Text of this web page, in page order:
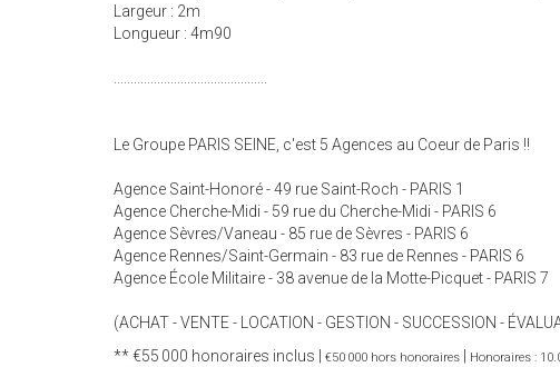
Largeur : 2m
Longueur : 4m90
..............................................
Le Groupe PARIS SEINE, c'est 5 Agences au Coeur de Paris !!
Agence Saint-Honoré - 49 rue Saint-Roch - PARIS 1
Agence Cherche-Midi - 59 rue du Cherche-Midi - PARIS 6
Agence Sèvres/Vaneau - 85 rue de Sèvres - PARIS 6
Agence Rennes/Saint-Germain - 83 rue de Rennes - PARIS 6
Agence École Militaire - 38 avenue de la Motte-Picquet - PARIS 7
(ACHAT - VENTE - LOCATION - GESTION - SUCCESSION -
** €55 000 honoraires inclus €50 000 hors honoraires Honoraires :